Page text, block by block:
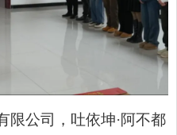
限公司，吐依坤·阿不都